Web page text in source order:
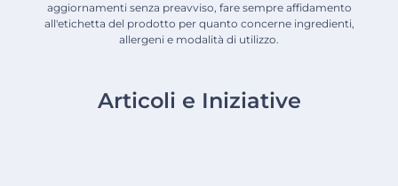
aggiornamenti senza preavviso, fare sempre affidamento
all'etichetta del prodotto per quanto concerne ingredienti,
allergeni e modalità di utilizzo.
Articoli e Iniziative